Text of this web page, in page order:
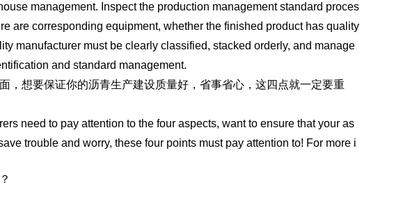
management. Inspect the production management standard proces
are corresponding equipment, whether the finished product has quality
manufacturer must be clearly classified, stacked orderly, and manage
and standard management.
想要保证你的沥青生产建设质量好，省事省心，这四点就一定要重
need to pay attention to the four aspects, want to ensure that your as
trouble and worry, these four points must pay attention to! For more i